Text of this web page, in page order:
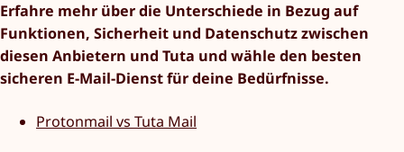
Erfahre mehr über die Unterschiede in Bezug auf
Funktionen, Sicherheit und Datenschutz zwischen
diesen Anbietern und Tuta und wähle den besten
sicheren E-Mail-Dienst für deine Bedürfnisse.
Protonmail vs Tuta Mail